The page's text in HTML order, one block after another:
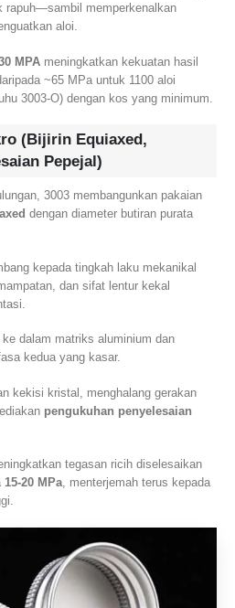
rapuh—sambil memperkenalkan
aloi.
MPA meningkatkan kekuatan hasil
~65 MPa untuk 1100 aloi
3003‑O) dengan kos yang minimum.
(Bijirin Equiaxed,
Pepejal)
3003 membangunkan pakaian
dengan diameter butiran purata
kepada tingkah laku mekanikal
dan sifat lentur kekal
dalam matriks aluminium dan
kedua yang kasar.
kekisi kristal, menghalang gerakan
pengukuhan penyelesaian
tegasan ricih diselesaikan
15-20 MPa, menterjemah terus kepada